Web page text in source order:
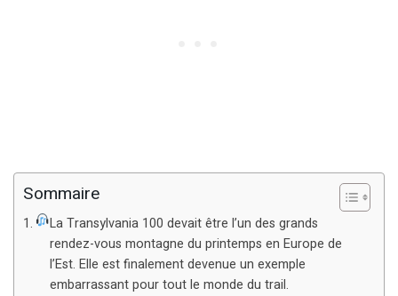
Sommaire
La Transylvania 100 devait être l’un des grands
rendez-vous montagne du printemps en Europe de
l’Est. Elle est finalement devenue un exemple
embarrassant pour tout le monde du trail.